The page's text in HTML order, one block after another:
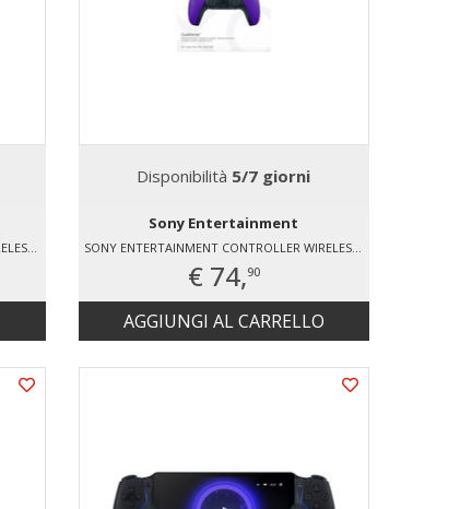
SONY ENTERTAINMENT CONTROLLER WIRELESS DUALSENSE EDGE V2
Disponibilità 5/7 giorni
Sony Entertainment
SONY ENTERTAINMENT CONTROLLER WIRELESS DUALSENSE® – GALACTIC PURPLE - PER PS5, PC, MAC E DISPOSITIVI MOBILI
€ 74,90
AGGIUNGI AL CARRELLO